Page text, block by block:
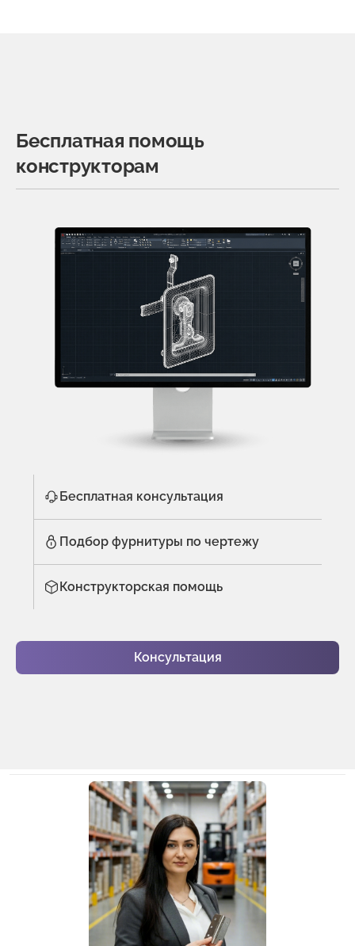
Бесплатная помощь
конструкторам
Бесплатная консультация
Подбор фурнитуры по чертежу
Конструкторская помощь
Консультация